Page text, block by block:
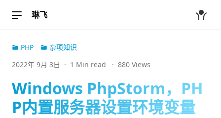
琳飞
PHP
杂项知识
2022年 9月 3日 · 1 Min read · 880 Views
Windows PhpStorm，PH
P内置服务器设置环境变量